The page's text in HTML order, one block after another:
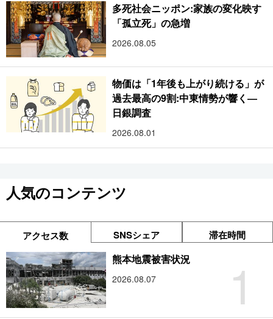
多死社会ニッポン:家族の変化映す
「孤立死」の急増
2026.08.05
物価は「1年後も上がり続ける」が
過去最高の9割:中東情勢が響く―
日銀調査
2026.08.01
人気のコンテンツ
アクセス数 SNSシェア 滞在時間
1
熊本地震被害状況
2026.08.07